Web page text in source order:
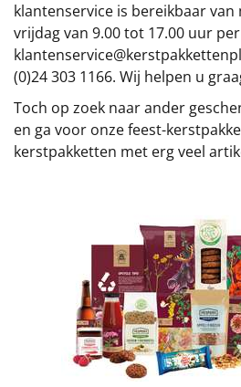
klantenservice is bereikbaar
vrijdag van 9.00 tot 17.00 uur
(0)24 303 1166. Wij helpen u
Toch op zoek naar ander
en ga voor onze feest-
kerstpakketten met erg veel